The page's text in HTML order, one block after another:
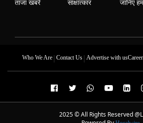
ताजा खबरें साक्षात्कार जानिए
Who We Are| Contact Us| Advertise with us
2025 © All Rights Reserved